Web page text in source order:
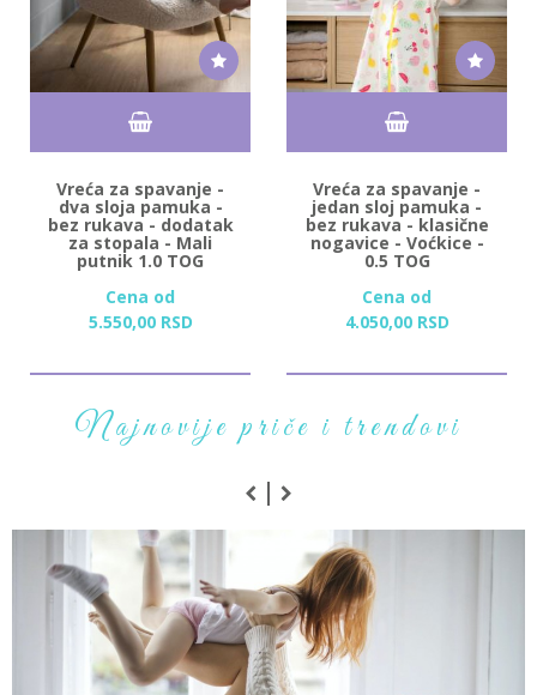
Vreća za spavanje -
dva sloja pamuka -
bez rukava - dodatak
za stopala - Mali
putnik 1.0 TOG
Cena od
5.550,00 RSD
Vreća za spavanje -
jedan sloj pamuka -
bez rukava - klasične
nogavice - Voćkice -
0.5 TOG
Cena od
4.050,00 RSD
Najnovije priče i trendovi